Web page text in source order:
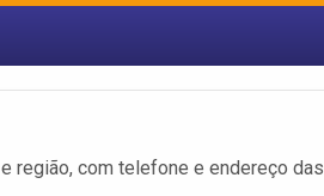
e região, com telefone e endereço das